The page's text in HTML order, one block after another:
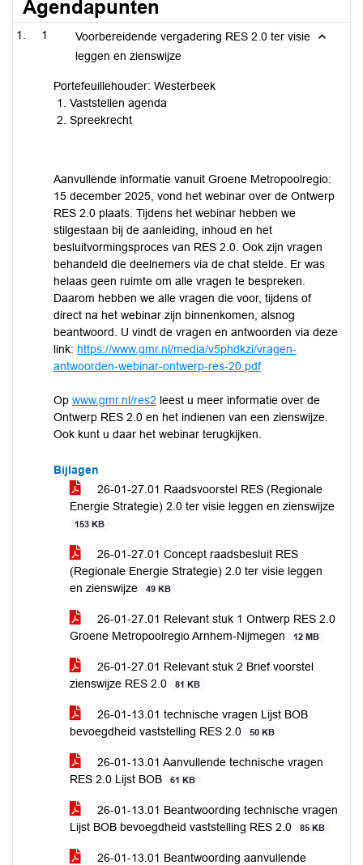
Agendapunten
1
Voorbereidende vergadering RES 2.0 ter visie
leggen en zienswijze
Portefeuillehouder: Westerbeek
Vaststellen agenda
Spreekrecht
Aanvullende informatie vanuit Groene Metropoolregio:
15 december 2025, vond het webinar over de Ontwerp
RES 2.0 plaats. Tijdens het webinar hebben we
stilgestaan bij de aanleiding, inhoud en het
besluitvormingsproces van RES 2.0. Ook zijn vragen
behandeld die deelnemers via de chat stelde. Er was
helaas geen ruimte om alle vragen te bespreken.
Daarom hebben we alle vragen die voor, tijdens of
direct na het webinar zijn binnenkomen, alsnog
beantwoord. U vindt de vragen en antwoorden via deze
link: https://www.gmr.nl/media/v5phdkzi/vragen-
antwoorden-webinar-ontwerp-res-20.pdf
Op www.gmr.nl/res2 leest u meer informatie over de
Ontwerp RES 2.0 en het indienen van een zienswijze.
Ook kunt u daar het webinar terugkijken.
Bijlagen
26-01-27.01 Raadsvoorstel RES (Regionale
Energie Strategie) 2.0 ter visie leggen en zienswijze
153 KB
26-01-27.01 Concept raadsbesluit RES
(Regionale Energie Strategie) 2.0 ter visie leggen
en zienswijze
49 KB
26-01-27.01 Relevant stuk 1 Ontwerp RES 2.0
Groene Metropoolregio Arnhem-Nijmegen
12 MB
26-01-27.01 Relevant stuk 2 Brief voorstel
zienswijze RES 2.0
81 KB
26-01-13.01 technische vragen Lijst BOB
bevoegdheid vaststelling RES 2.0
50 KB
26-01-13.01 Aanvullende technische vragen
RES 2.0 Lijst BOB
61 KB
26-01-13.01 Beantwoording technische vragen
Lijst BOB bevoegdheid vaststelling RES 2.0
85 KB
26-01-13.01 Beantwoording aanvullende